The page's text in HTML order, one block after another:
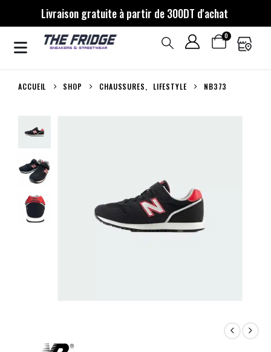
Livraison gratuite à partir de 300DT d'achat
0
ACCUEIL SHOP CHAUSSURES, LIFESTYLE NB373